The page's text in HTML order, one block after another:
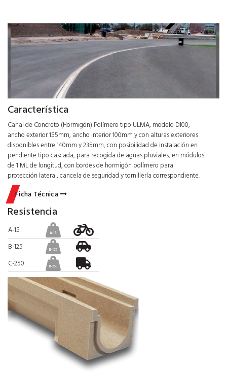
Característica
Canal de Concreto (Hormigón) Polímero tipo ULMA, modelo D100,
ancho exterior 155mm, ancho interior 100mm y con alturas exteriores
disponibles entre 140mm y 235mm, con posibilidad de instalación en
pendiente tipo cascada, para recogida de aguas pluviales, en módulos
de 1 ML de longitud, con bordes de hormigón polímero para
protección lateral, cancela de seguridad y tornillería correspondiente.
Ficha Técnica
Resistencia
A-15
B-125
C-250